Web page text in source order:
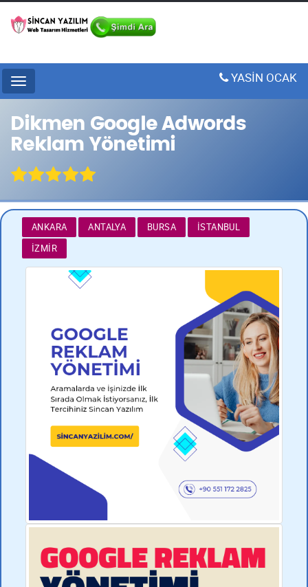
Menu YASİN OCAK
Dikmen Google Adwords
Reklam Yönetimi
ANKARA ANTALYA BURSA
İSTANBUL
İZMIR